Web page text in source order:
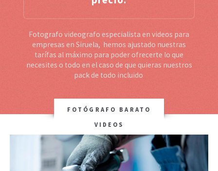
Fotografo videografo especialista en videos para
empresas en Siruela, hemos ajustado nuestras
tarífas al máximo para poder ofrecerte lo que
necesites o todo en el caso de que quieras nuestros
pack de todo incluido
FOTÓGRAFO BARATO
VIDEOS